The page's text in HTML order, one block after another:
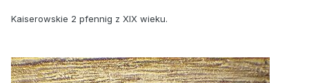
Kaiserowskie 2 pfennig z XIX wieku.